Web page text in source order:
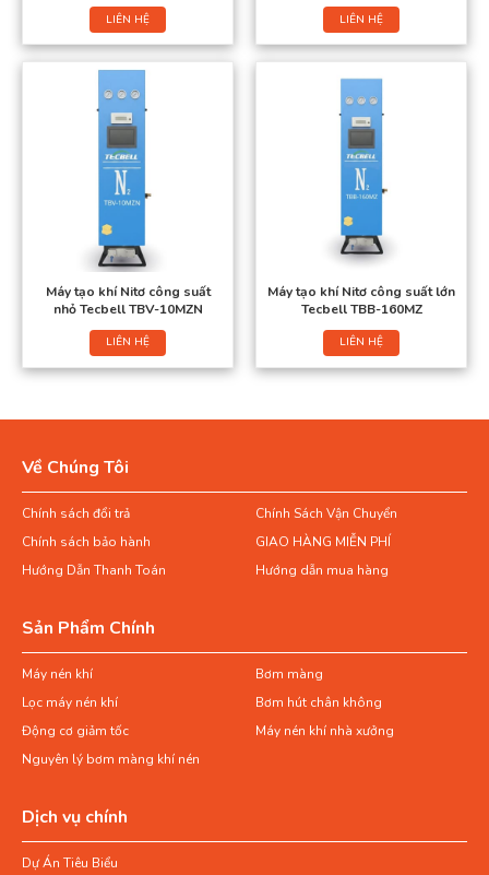
LIÊN HỆ LIÊN HỆ
Máy tạo khí Nitơ công suất
nhỏ Tecbell TBV-10MZN
LIÊN HỆ
Máy tạo khí Nitơ công suất lớn
Tecbell TBB-160MZ
LIÊN HỆ
Về Chúng Tôi
Chính sách đổi trả
Chính Sách Vận Chuyển
Chính sách bảo hành
GIAO HÀNG MIỄN PHÍ
Hướng Dẫn Thanh Toán
Hướng dẫn mua hàng
Sản Phẩm Chính
Máy nén khí
Bơm màng
Lọc máy nén khí
Bơm hút chân không
Động cơ giảm tốc
Máy nén khí nhà xưởng
Nguyên lý bơm màng khí nén
Dịch vụ chính
Dự Án Tiêu Biểu